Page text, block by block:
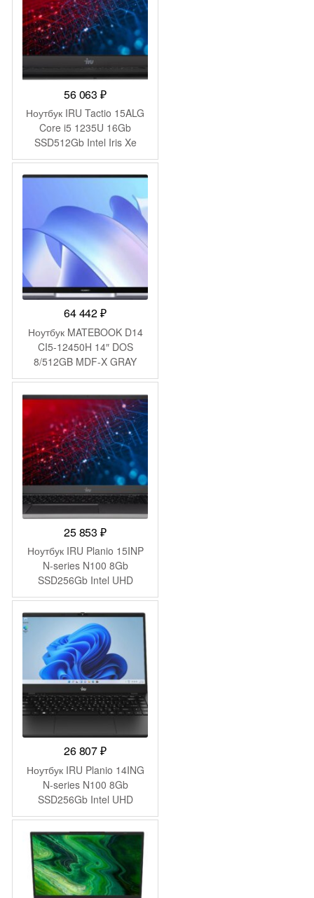
56 063₽
Ноутбук IRU Tactio 15ALG
Core i5 1235U 16Gb
SSD512Gb Intel Iris Xe
graphics 15.6″ IPS FHD
(1920×1080) без ОС black
64 442₽
Ноутбук MATEBOOK D14
CI5-12450H 14″ DOS
8/512GB MDF-X GRAY
HUAWEI
25 853₽
Ноутбук IRU Planio 15INP
N-series N100 8Gb
SSD256Gb Intel UHD
Graphics 15.6″ IPS FHD
(1920×1080) FreeDOS grey
WiFi BT Cam 5000mAh
(2023738)
26 807₽
Ноутбук IRU Planio 14ING
N-series N100 8Gb
SSD256Gb Intel UHD
Graphics 14″ IPS FHD
(1920×1080) Windows 11
Pro Multi Language 64
black WiFi BT Cam
6000mAh (2059098)